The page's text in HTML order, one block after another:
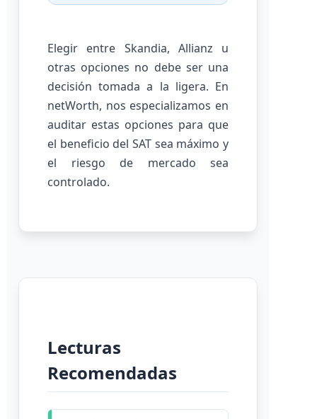
Elegir entre Skandia, Allianz u
otras opciones no debe ser una
decisión tomada a la ligera. En
netWorth, nos especializamos en
auditar estas opciones para que
el beneficio del SAT sea máximo y
el riesgo de mercado sea
controlado.
Lecturas
Recomendadas